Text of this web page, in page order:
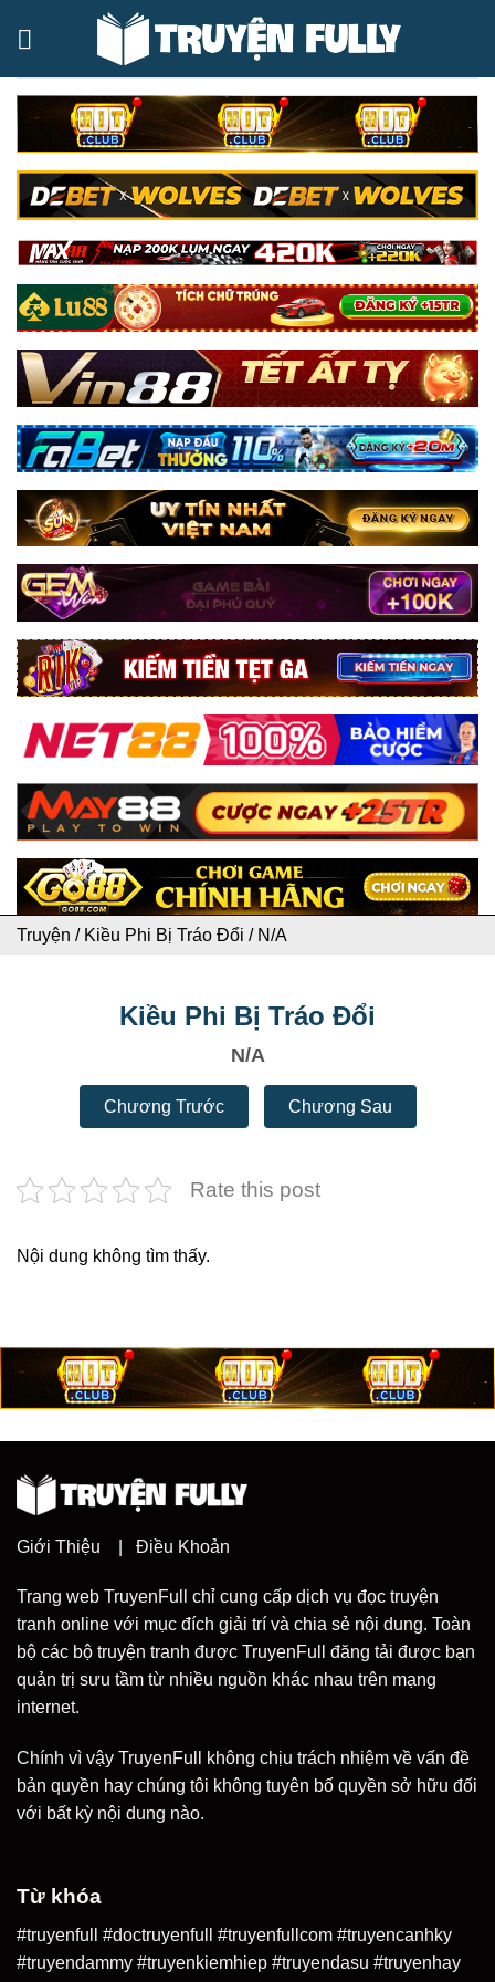
Truyện / Kiều Phi Bị Tráo Đổi / N/A
Kiều Phi Bị Tráo Đổi
N/A
Chương Trước Chương Sau
Rate this post
Nội dung không tìm thấy.
Giới Thiệu Điều Khoản
Trang web TruyenFull chỉ cung cấp dịch vụ đọc truyện
tranh online với mục đích giải trí và chia sẻ nội dung. Toàn
bộ các bộ truyện tranh được TruyenFull đăng tải được bạn
quản trị sưu tầm từ nhiều nguồn khác nhau trên mạng
internet.
Chính vì vậy TruyenFull không chịu trách nhiệm về vấn đề
bản quyền hay chúng tôi không tuyên bố quyền sở hữu đối
với bất kỳ nội dung nào.
Từ khóa
#truyenfull #doctruyenfull #truyenfullcom #truyencanhky
#truyendammy #truyenkiemhiep #truyendasu #truyenhay